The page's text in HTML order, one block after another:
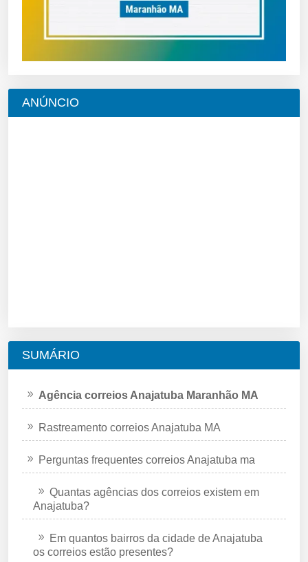
ANÚNCIO
SUMÁRIO
Agência correios Anajatuba Maranhão MA
Rastreamento correios Anajatuba MA
Perguntas frequentes correios Anajatuba ma
Quantas agências dos correios existem em
Anajatuba?
Em quantos bairros da cidade de Anajatuba
os correios estão presentes?